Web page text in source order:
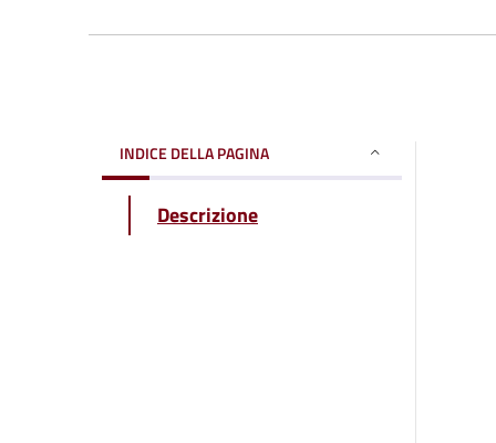
INDICE DELLA PAGINA
Descrizione